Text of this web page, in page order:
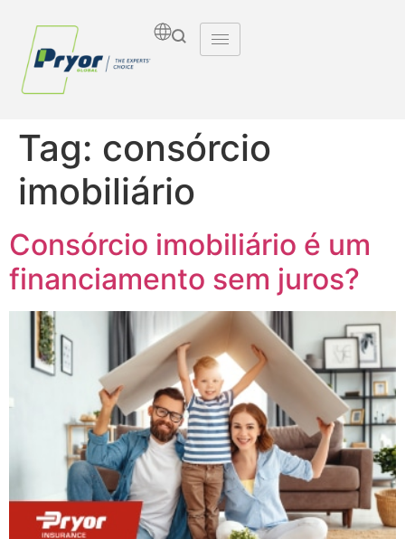
Tag: consórcio
imobiliário
Consórcio imobiliário é um
financiamento sem juros?